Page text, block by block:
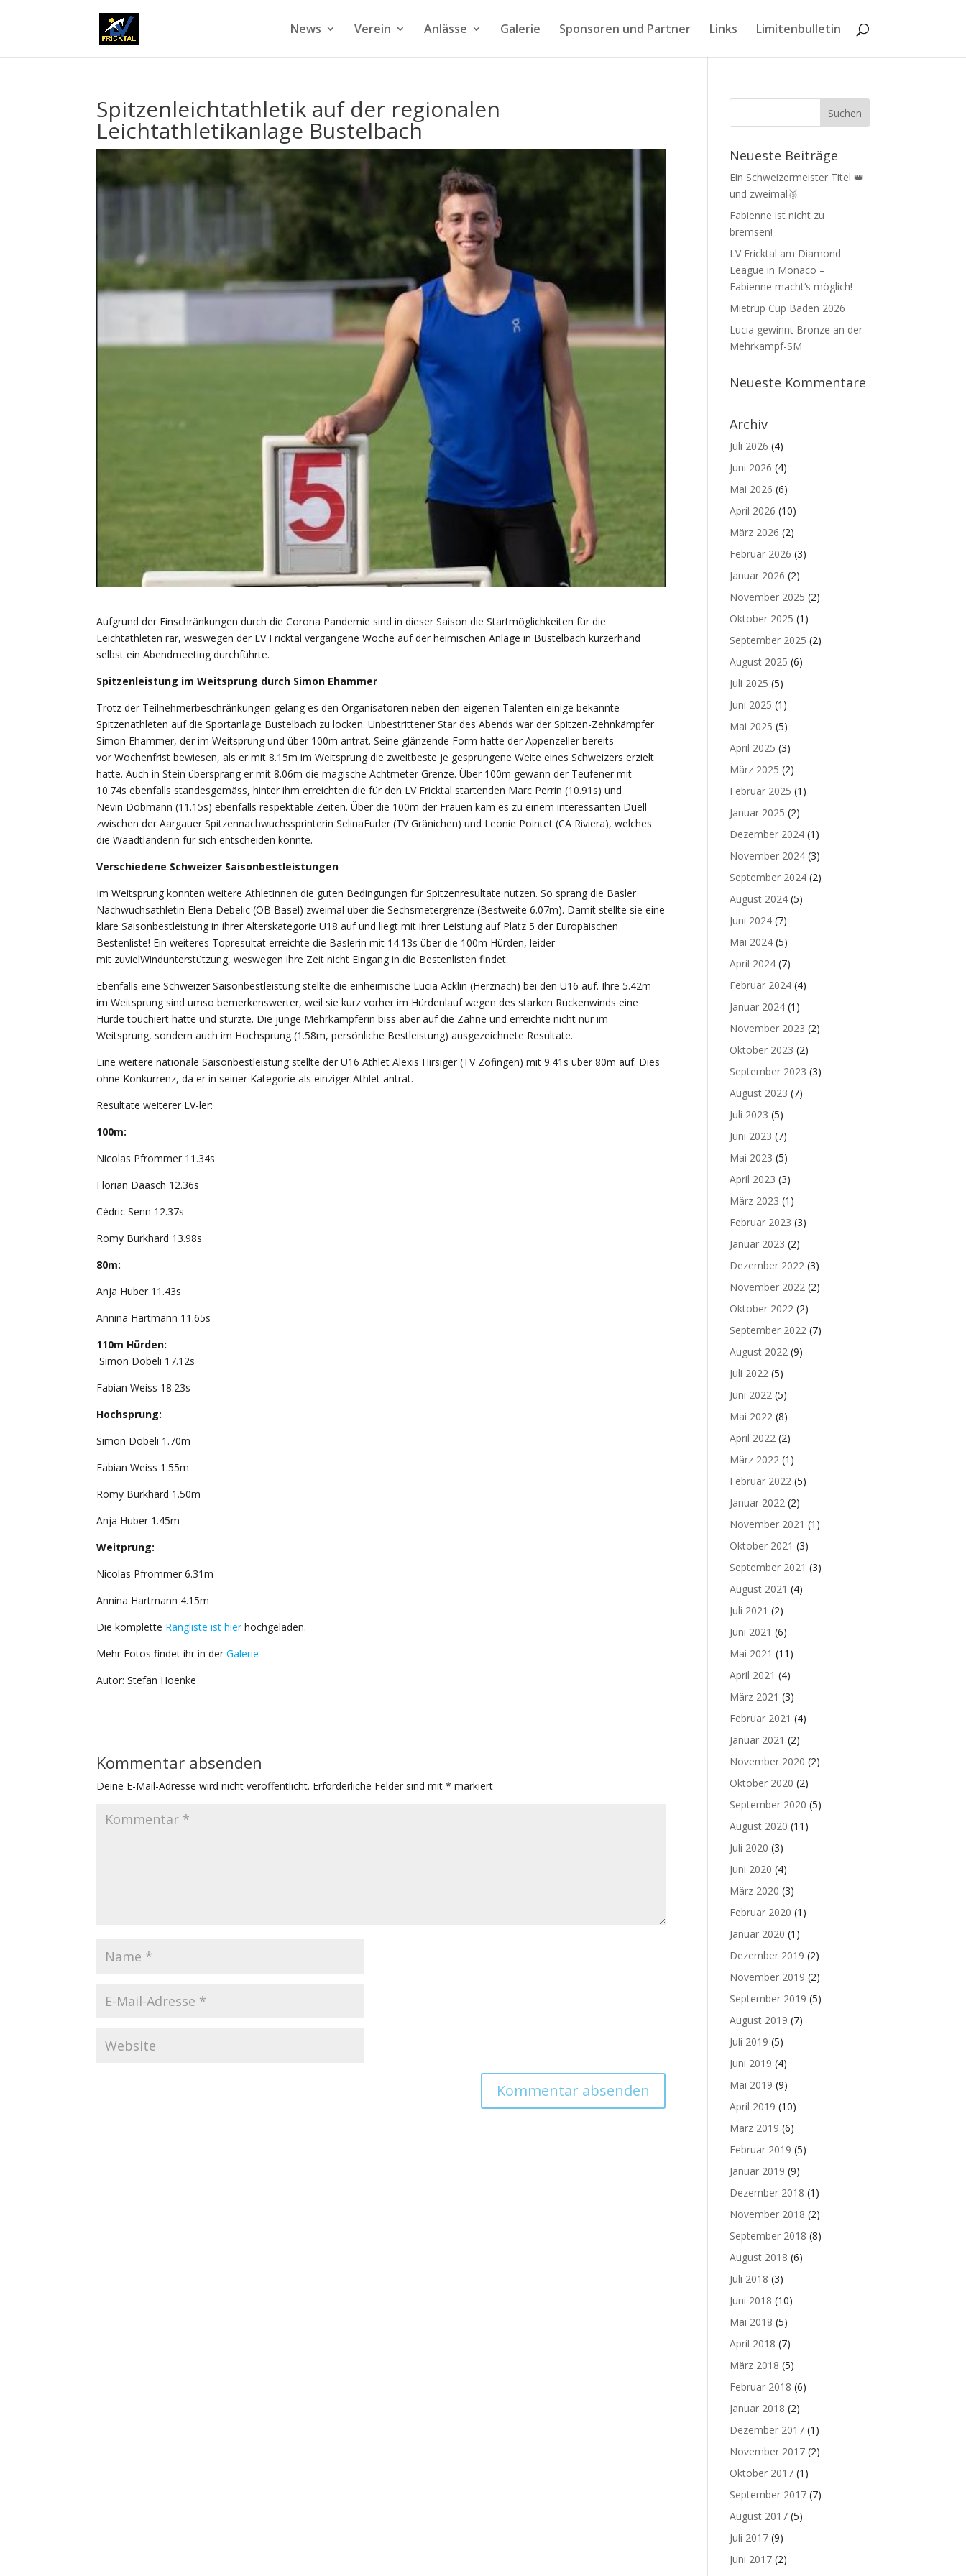
News Verein Anlässe Galerie Sponsoren und Partner Links Limitenbulletin
Spitzenleichtathletik auf der regionalen
Leichtathletikanlage Bustelbach
Aufgrund der Einschränkungen durch die Corona Pandemie sind in dieser Saison die Startmöglichkeiten für die
Leichtathleten rar, weswegen der LV Fricktal vergangene Woche auf der heimischen Anlage in Bustelbach kurzerhand
selbst ein Abendmeeting durchführte.
Spitzenleistung im Weitsprung durch Simon Ehammer
Trotz der Teilnehmerbeschränkungen gelang es den Organisatoren neben den eigenen Talenten einige bekannte
Spitzenathleten auf die Sportanlage Bustelbach zu locken. Unbestrittener Star des Abends war der Spitzen-Zehnkämpfer
Simon Ehammer, der im Weitsprung und über 100m antrat. Seine glänzende Form hatte der Appenzeller bereits
vor Wochenfrist bewiesen, als er mit 8.15m im Weitsprung die zweitbeste je gesprungene Weite eines Schweizers erzielt
hatte. Auch in Stein übersprang er mit 8.06m die magische Achtmeter Grenze. Über 100m gewann der Teufener mit
10.74s ebenfalls standesgemäss, hinter ihm erreichten die für den LV Fricktal startenden Marc Perrin (10.91s) und
Nevin Dobmann (11.15s) ebenfalls respektable Zeiten. Über die 100m der Frauen kam es zu einem interessanten Duell
zwischen der Aargauer Spitzennachwuchssprinterin SelinaFurler (TV Gränichen) und Leonie Pointet (CA Riviera), welches
die Waadtländerin für sich entscheiden konnte.
Verschiedene Schweizer Saisonbestleistungen
Im Weitsprung konnten weitere Athletinnen die guten Bedingungen für Spitzenresultate nutzen. So sprang die Basler
Nachwuchsathletin Elena Debelic (OB Basel) zweimal über die Sechsmetergrenze (Bestweite 6.07m). Damit stellte sie eine
klare Saisonbestleistung in ihrer Alterskategorie U18 auf und liegt mit ihrer Leistung auf Platz 5 der Europäischen
Bestenliste! Ein weiteres Topresultat erreichte die Baslerin mit 14.13s über die 100m Hürden, leider
mit zuvielWindunterstützung, weswegen ihre Zeit nicht Eingang in die Bestenlisten findet.
Ebenfalls eine Schweizer Saisonbestleistung stellte die einheimische Lucia Acklin (Herznach) bei den U16 auf. Ihre 5.42m
im Weitsprung sind umso bemerkenswerter, weil sie kurz vorher im Hürdenlauf wegen des starken Rückenwinds eine
Hürde touchiert hatte und stürzte. Die junge Mehrkämpferin biss aber auf die Zähne und erreichte nicht nur im
Weitsprung, sondern auch im Hochsprung (1.58m, persönliche Bestleistung) ausgezeichnete Resultate.
Eine weitere nationale Saisonbestleistung stellte der U16 Athlet Alexis Hirsiger (TV Zofingen) mit 9.41s über 80m auf. Dies
ohne Konkurrenz, da er in seiner Kategorie als einziger Athlet antrat.
Resultate weiterer LV-ler:
100m:
Nicolas Pfrommer 11.34s
Florian Daasch 12.36s
Cédric Senn 12.37s
Romy Burkhard 13.98s
80m:
Anja Huber 11.43s
Annina Hartmann 11.65s
110m Hürden:
Simon Döbeli 17.12s
Fabian Weiss 18.23s
Hochsprung:
Simon Döbeli 1.70m
Fabian Weiss 1.55m
Romy Burkhard 1.50m
Anja Huber 1.45m
Weitprung:
Nicolas Pfrommer 6.31m
Annina Hartmann 4.15m
Die komplette Rangliste ist hierhochgeladen.
Mehr Fotos findet ihr in derGalerie
Autor: Stefan Hoenke
Kommentar absenden
Deine E-Mail-Adresse wird nicht veröffentlicht. Erforderliche Felder sind mit* markiert
Neueste Beiträge
Ein Schweizermeister Titel 👑
und zweimal🥉
Fabienne ist nicht zu
bremsen!
LV Fricktal am Diamond
League in Monaco –
Fabienne macht‘s möglich!
Mietrup Cup Baden 2026
Lucia gewinnt Bronze an der
Mehrkampf-SM
Neueste Kommentare
Archiv
Juli 2026 (4)
Juni 2026 (4)
Mai 2026 (6)
April 2026 (10)
März 2026 (2)
Februar 2026 (3)
Januar 2026 (2)
November 2025 (2)
Oktober 2025 (1)
September 2025 (2)
August 2025 (6)
Juli 2025 (5)
Juni 2025 (1)
Mai 2025 (5)
April 2025 (3)
März 2025 (2)
Februar 2025 (1)
Januar 2025 (2)
Dezember 2024 (1)
November 2024 (3)
September 2024 (2)
August 2024 (5)
Juni 2024 (7)
Mai 2024 (5)
April 2024 (7)
Februar 2024 (4)
Januar 2024 (1)
November 2023 (2)
Oktober 2023 (2)
September 2023 (3)
August 2023 (7)
Juli 2023 (5)
Juni 2023 (7)
Mai 2023 (5)
April 2023 (3)
März 2023 (1)
Februar 2023 (3)
Januar 2023 (2)
Dezember 2022 (3)
November 2022 (2)
Oktober 2022 (2)
September 2022 (7)
August 2022 (9)
Juli 2022 (5)
Juni 2022 (5)
Mai 2022 (8)
April 2022 (2)
März 2022 (1)
Februar 2022 (5)
Januar 2022 (2)
November 2021 (1)
Oktober 2021 (3)
September 2021 (3)
August 2021 (4)
Juli 2021 (2)
Juni 2021 (6)
Mai 2021 (11)
April 2021 (4)
März 2021 (3)
Februar 2021 (4)
Januar 2021 (2)
November 2020 (2)
Oktober 2020 (2)
September 2020 (5)
August 2020 (11)
Juli 2020 (3)
Juni 2020 (4)
März 2020 (3)
Februar 2020 (1)
Januar 2020 (1)
Dezember 2019 (2)
November 2019 (2)
September 2019 (5)
August 2019 (7)
Juli 2019 (5)
Juni 2019 (4)
Mai 2019 (9)
April 2019 (10)
März 2019 (6)
Februar 2019 (5)
Januar 2019 (9)
Dezember 2018 (1)
November 2018 (2)
September 2018 (8)
August 2018 (6)
Juli 2018 (3)
Juni 2018 (10)
Mai 2018 (5)
April 2018 (7)
März 2018 (5)
Februar 2018 (6)
Januar 2018 (2)
Dezember 2017 (1)
November 2017 (2)
Oktober 2017 (1)
September 2017 (7)
August 2017 (5)
Juli 2017 (9)
Juni 2017 (2)